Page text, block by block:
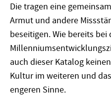
Die tragen eine
Armut und andere
beseitigen. Wie bereits
auch dieser Katalog
Kultur im weiteren und
engeren Sinne.